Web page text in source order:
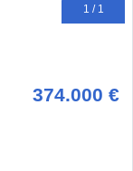
1 / 1
374.000 €